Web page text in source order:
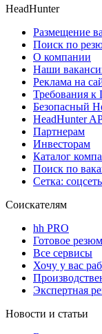
HeadHunter
Размещение
Поиск по
О компании
Наши
Реклама на
Требования
Безопасный
HeadHunter
Партнерам
Инвесторам
Каталог
Поиск по
Сетка:
Соискателям
hh PRO
Готовое
Все сервисы
Хочу у вас
Экспертная
Новости и статьи